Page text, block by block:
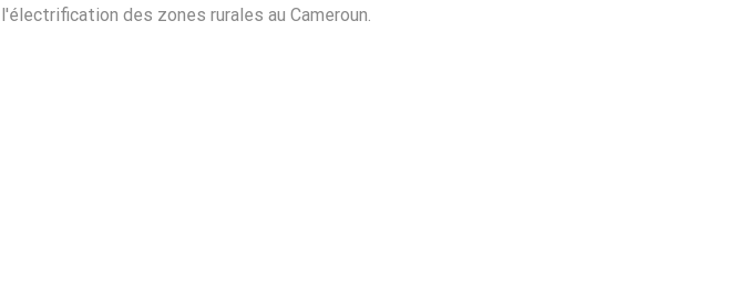
l'électrification des zones rurales au Cameroun.